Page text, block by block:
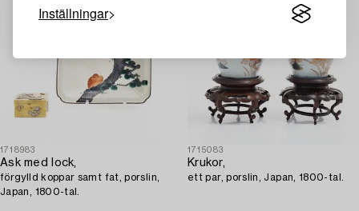
Inställningar
1718983
Ask med lock,
förgylld koppar samt fat, porslin,
Japan, 1800-tal.
1715083
Krukor,
ett par, porslin, Japan, 1800-tal.